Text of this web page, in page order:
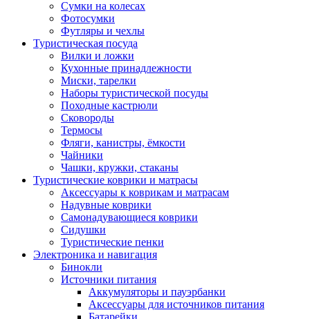
Сумки на колесах
Фотосумки
Футляры и чехлы
Туристическая посуда
Вилки и ложки
Кухонные принадлежности
Миски, тарелки
Наборы туристической посуды
Походные кастрюли
Сковороды
Термосы
Фляги, канистры, ёмкости
Чайники
Чашки, кружки, стаканы
Туристические коврики и матрасы
Аксессуары к коврикам и матрасам
Надувные коврики
Самонадувающиеся коврики
Сидушки
Туристические пенки
Электроника и навигация
Бинокли
Источники питания
Аккумуляторы и пауэрбанки
Аксессуары для источников питания
Батарейки